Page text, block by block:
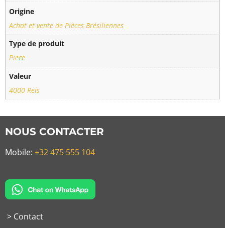
Origine
Achat et vente de Pièces Brésiliennes
Type de produit
Piece
Valeur
4000 Reis
NOUS CONTACTER
Mobile: +32 475 555 104
> Contact